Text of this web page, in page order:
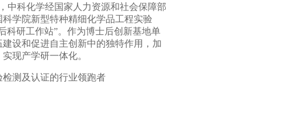
中科化学经国家人力资源和社会保障部
学院新型特种精细化学品工程实验
科研工作站”。作为博士后创新基地单
设和促进自主创新中的独特作用，加
现产学研一体化。
测及认证的行业领跑者